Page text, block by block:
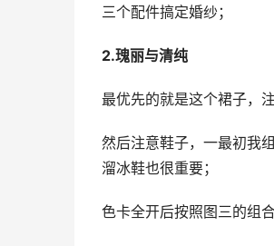
三个配件搞定婚纱；
2.瑰丽与清纯
最优先的就是这个裙子，
然后注意鞋子，一最初我
溜冰鞋也很重要；
色卡全开后按照图三的组